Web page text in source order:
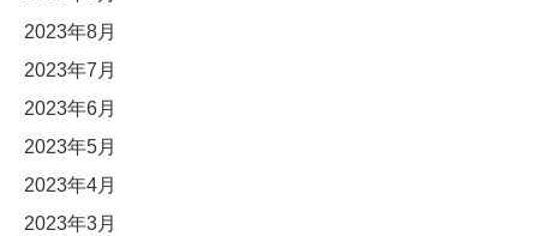
2023年8月
2023年7月
2023年6月
2023年5月
2023年4月
2023年3月